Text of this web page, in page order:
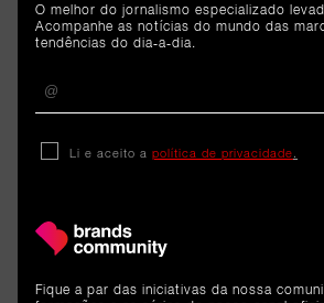
O melhor do jornalismo especializado
Acompanhe as notícias do mundo das
tendências do dia-a-dia.
Li e aceito a política de privacidade.
Fique a par das iniciativas da nossa